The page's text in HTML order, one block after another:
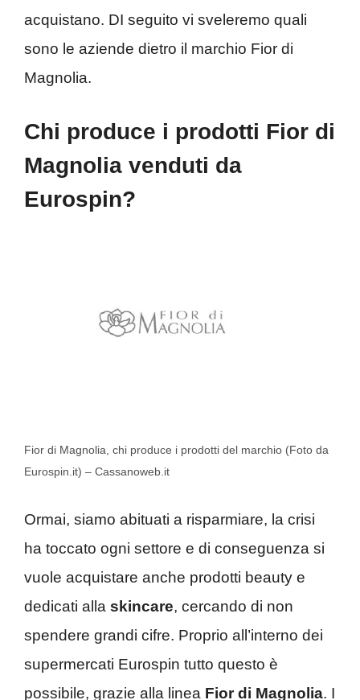
acquistano. DI seguito vi sveleremo quali
sono le aziende dietro il marchio Fior di
Magnolia.
Chi produce i prodotti Fior di
Magnolia venduti da
Eurospin?
Fior di Magnolia, chi produce i prodotti del marchio (Foto da
Eurospin.it) – Cassanoweb.it
Ormai, siamo abituati a risparmiare, la crisi
ha toccato ogni settore e di conseguenza si
vuole acquistare anche prodotti beauty e
dedicati alla skincare, cercando di non
spendere grandi cifre. Proprio all’interno dei
supermercati Eurospin tutto questo è
possibile, grazie alla linea Fior di Magnolia. I